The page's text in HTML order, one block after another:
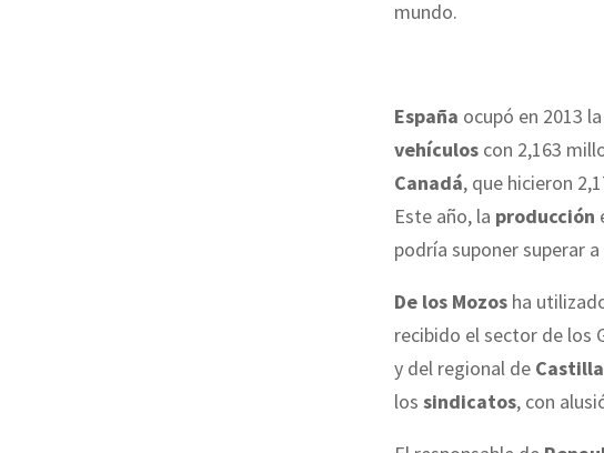
mundo.
España ocupó en 2013
vehículos con 2,163
Canadá, que hicieron
Este año, la producción
podría suponer superar
De los Mozos ha
recibido el sector de los
y del regional de
los sindicatos, con